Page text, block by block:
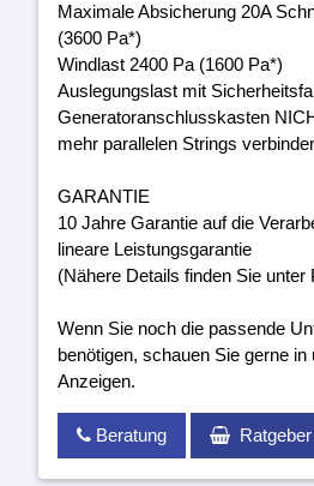
Maximale Absicherung 20A
(3600 Pa*)
Windlast 2400 Pa (1600 Pa*)
Auslegungslast mit
Generatoranschlusskasten
mehr parallelen Strings
GARANTIE
10 Jahre Garantie auf die
lineare Leistungsgarantie
(Nähere Details finden Sie unter
Wenn Sie noch die passende
benötigen, schauen Sie gerne in
Anzeigen.
Beratung Ratgeber